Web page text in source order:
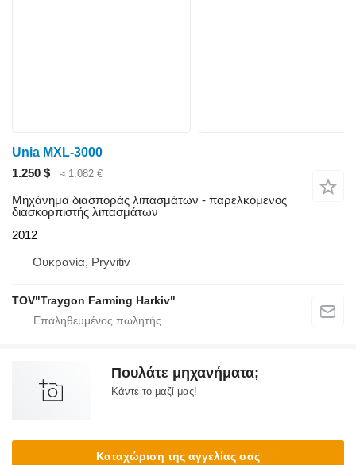
Unia MXL-3000
1.250 $
≈ 1.082 €
Μηχάνημα διασποράς λιπασμάτων - παρελκόμενος
διασκορπιστής λιπασμάτων
2012
Ουκρανία, Pryvitiv
TOV"Traygon Farming Harkiv"
Πουλάτε μηχανήματα;
Κάντε το μαζί μας!
Καταχώριση της αγγελίας σας